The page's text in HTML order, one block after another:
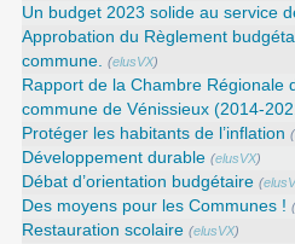
Un budget 2023 solide au service
Approbation du Règlement
commune. (elusVX)
Rapport de la Chambre Régionale
commune de Vénissieux (2014-
Protéger les habitants de l’inflation (
Développement durable (elusVX)
Débat d’orientation budgétaire (
Des moyens pour les Communes !
Restauration scolaire (elusVX)